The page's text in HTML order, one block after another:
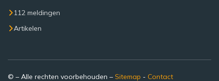
112 meldingen
Artikelen
© – Alle rechten voorbehouden – Sitemap - Contact